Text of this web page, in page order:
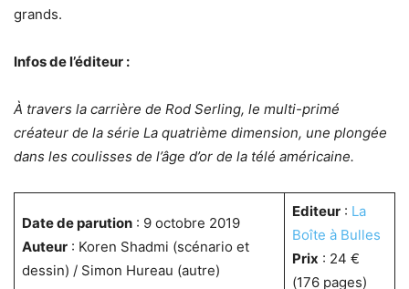
grands.
Infos de l’éditeur :
À travers la carrière de Rod Serling, le multi-primé
créateur de la série La quatrième dimension, une plongée
dans les coulisses de l’âge d’or de la télé américaine.
Date de parution: 9 octobre 2019
Auteur: Koren Shadmi (scénario et
dessin) / Simon Hureau (autre)
Editeur: La
Boîte à Bulles
Prix : 24 €
(176 pages)